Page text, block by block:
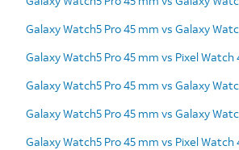
Galaxy Watch5 Pro 45 mm vs Galaxy
Galaxy Watch5 Pro 45 mm vs Pixel Watch
Galaxy Watch5 Pro 45 mm vs Galaxy
Galaxy Watch5 Pro 45 mm vs Galaxy
Galaxy Watch5 Pro 45 mm vs Pixel Watch